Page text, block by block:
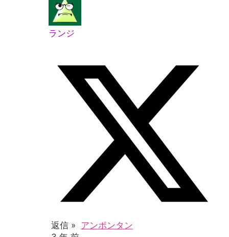
ランジ
返信 » アンポンタン